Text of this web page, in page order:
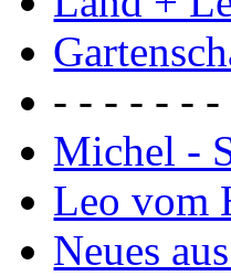
- - - - - -
Michel -
Leo vom
Neues